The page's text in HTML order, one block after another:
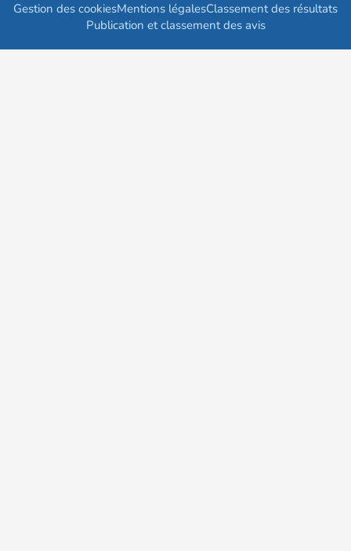
Gestion des cookiesMentions légalesClassement des résultats
Publication et classement des avis